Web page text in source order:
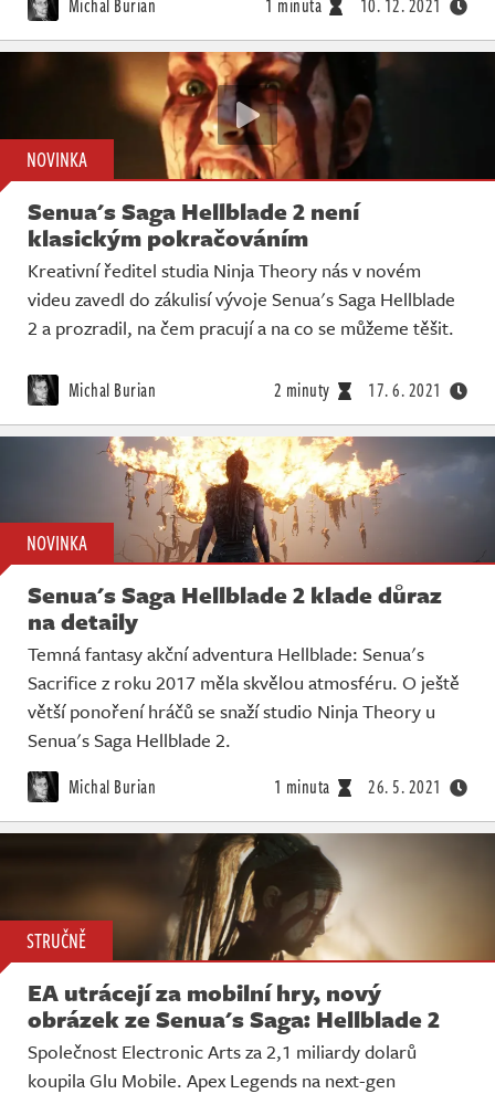
Michal Burian 1 minuta 10. 12. 2021
NOVINKA
Senua's Saga Hellblade 2 není
klasickým pokračováním
Kreativní ředitel studia Ninja Theory nás v novém
videu zavedl do zákulisí vývoje Senua's Saga Hellblade
2 a prozradil, na čem pracují a na co se můžeme těšit.
Michal Burian 2 minuty 17. 6. 2021
NOVINKA
Senua's Saga Hellblade 2 klade důraz
na detaily
Temná fantasy akční adventura Hellblade: Senua's
Sacrifice z roku 2017 měla skvělou atmosféru. O ještě
větší ponoření hráčů se snaží studio Ninja Theory u
Senua's Saga Hellblade 2.
Michal Burian 1 minuta 26. 5. 2021
STRUČNĚ
EA utrácejí za mobilní hry, nový
obrázek ze Senua's Saga: Hellblade 2
Společnost Electronic Arts za 2,1 miliardy dolarů
koupila Glu Mobile. Apex Legends na next-gen